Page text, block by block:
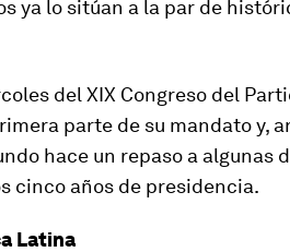
ya lo sitúan a la par de
del XIX Congreso del
parte de su mandato y,
hace un repaso a algunas
cinco años de presidencia.
Latina